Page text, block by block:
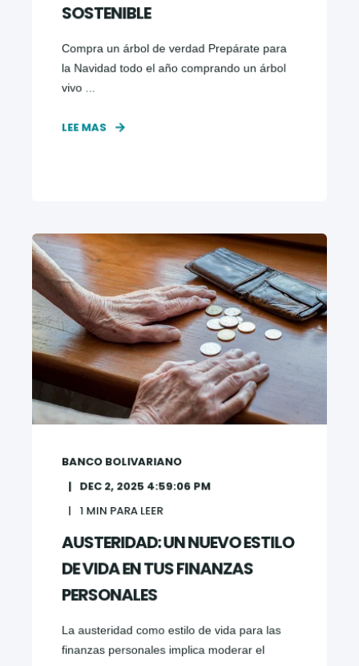
SOSTENIBLE
Compra un árbol de verdad Prepárate para
la Navidad todo el año comprando un árbol
vivo ...
LEE MAS
BANCO BOLIVARIANO
DEC 2, 2025 4:59:06 PM
1 MIN PARA LEER
AUSTERIDAD: UN NUEVO ESTILO
DE VIDA EN TUS FINANZAS
PERSONALES
La austeridad como estilo de vida para las
finanzas personales implica moderar el